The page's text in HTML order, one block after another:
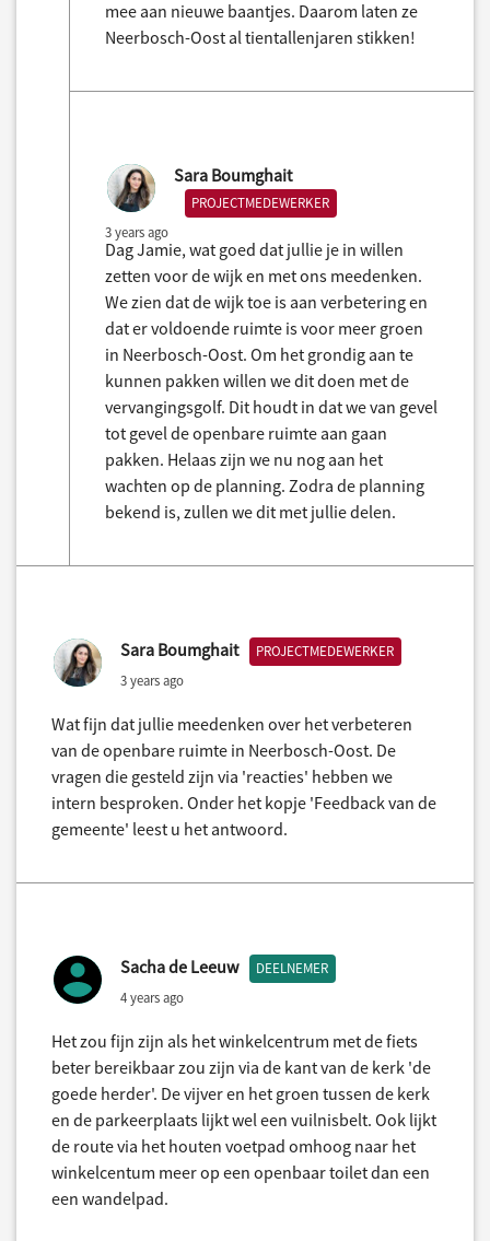
mee aan nieuwe baantjes. Daarom laten ze
Neerbosch-Oost al tientallenjaren stikken!
Sara Boumghait
PROJECTMEDEWERKER
3 years ago
Dag Jamie, wat goed dat jullie je in willen
zetten voor de wijk en met ons meedenken.
We zien dat de wijk toe is aan verbetering en
dat er voldoende ruimte is voor meer groen
in Neerbosch-Oost. Om het grondig aan te
kunnen pakken willen we dit doen met de
vervangingsgolf. Dit houdt in dat we van gevel
tot gevel de openbare ruimte aan gaan
pakken. Helaas zijn we nu nog aan het
wachten op de planning. Zodra de planning
bekend is, zullen we dit met jullie delen.
Sara Boumghait PROJECTMEDEWERKER
3 years ago
Wat fijn dat jullie meedenken over het verbeteren
van de openbare ruimte in Neerbosch-Oost. De
vragen die gesteld zijn via 'reacties' hebben we
intern besproken. Onder het kopje 'Feedback van de
gemeente' leest u het antwoord.
Sacha de Leeuw DEELNEMER
4 years ago
Het zou fijn zijn als het winkelcentrum met de fiets
beter bereikbaar zou zijn via de kant van de kerk 'de
goede herder'. De vijver en het groen tussen de kerk
en de parkeerplaats lijkt wel een vuilnisbelt. Ook lijkt
de route via het houten voetpad omhoog naar het
winkelcentum meer op een openbaar toilet dan een
een wandelpad.